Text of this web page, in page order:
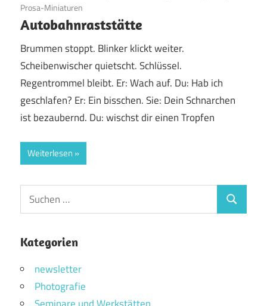
Prosa-Miniaturen
Autobahnraststätte
Brummen stoppt. Blinker klickt weiter.
Scheibenwischer quietscht. Schlüssel.
Regentrommel bleibt. Er: Wach auf. Du: Hab ich
geschlafen? Er: Ein bisschen. Sie: Dein Schnarchen
ist bezaubernd. Du: wischst dir einen Tropfen
Weiterlesen
Suchen
nach:
Suchen
Kategorien
newsletter
Photografie